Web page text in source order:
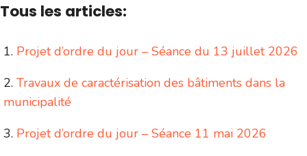
Tous les articles:
Projet d’ordre du jour – Séance du 13 juillet 2026
Travaux de caractérisation des bâtiments dans la
municipalité
Projet d’ordre du jour – Séance 11 mai 2026